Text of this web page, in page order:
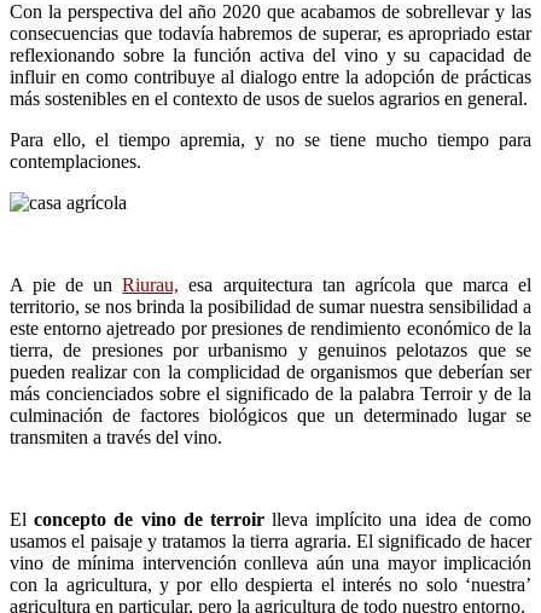
Con la perspectiva del año 2020 que acabamos de sobrellevar y las
consecuencias que todavíahabremos de superar, es apropriado estar
reflexionando sobre la función activa del vino y sucapacidad de
influir en como contribuye al dialogo entre la adopción de prácticas
más sostenibles en el contexto de usos de suelos agrarios en general.
Para ello, el tiempo apremia, y no se tiene mucho tiempo para
contemplaciones.
A pie de unRiurau, esa arquitectura tan agrícola que marca el
territorio, se nos brinda la posibilidad de sumar nuestra sensibilidad a
este entorno ajetreado por presiones de rendimiento económico de la
tierra, de presiones por urbanismo y genuinospelotazos que se
pueden realizar con la complicidad de organismos que deberían ser
más concienciados sobre el significado de la palabra Terroir y de la
culminación de factores biológicos que un determinado lugar se
transmiten a través del vino.
El concepto de vino de terroirlleva implícito una idea de como
usamos el paisaje y tratamos la tierra agraria. El significado de hacer
vino de mínima intervención conlleva aún una mayor implicación
con la agricultura, y por ello despierta el interés no solo ‘nuestra’
agricultura en particular, pero la agricultura de todo nuestro entorno.